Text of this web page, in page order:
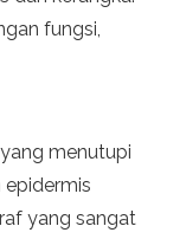
fungsi,
menutupi
epidermis
yang sangat